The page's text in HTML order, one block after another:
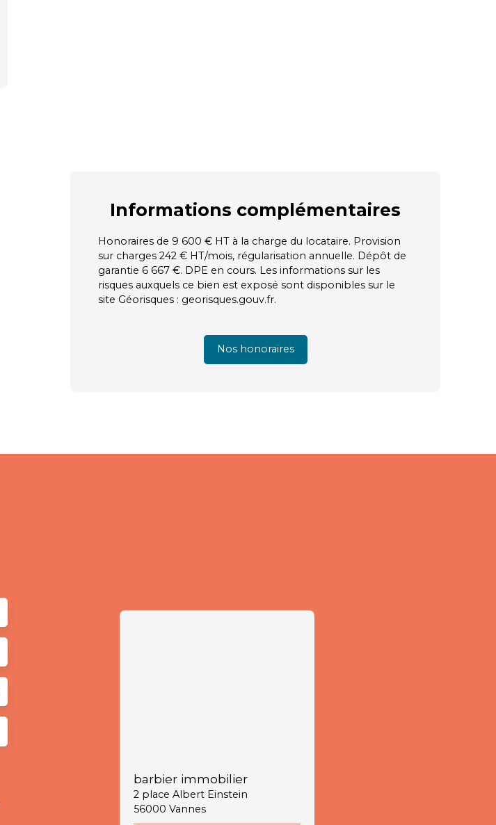
Informations complémentaires
Honoraires de 9 600 € HT à la charge du locataire. Provision
sur charges 242 € HT/mois, régularisation annuelle. Dépôt de
garantie 6 667 €. DPE en cours. Les informations sur les
risques auxquels ce bien est exposé sont disponibles sur le
site Géorisques : georisques.gouv.fr.
Nos honoraires
barbier immobilier
2 place Albert Einstein
56000 Vannes